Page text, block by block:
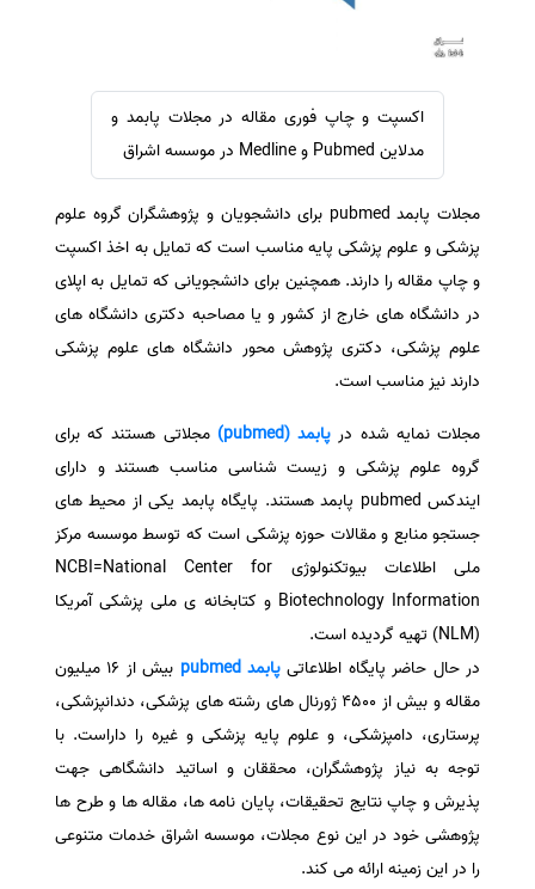
مشاهده همه زبان ها
سفارش پارافریز
سفارش فرمت‌بندی
سفارش کاهش کمیت
سفارش معرفی مجله
سفارش معرفی مقاله
سفارش معرفی کتاب
سفارش چکیده مبسوط
سفارش ترجمه مولتی‌مدیا
سفارش گویندگی
سفارش ترجمه همزمان
سفارش چکیده گرافیکی
سفارش تهیه کاورلتر
سفارش انگیزه‌نامه‌SOP
اکسپت و چاپ فوری مقاله در مجلات پابمد و
مدلاین Pubmed و Medline در موسسه اشراق
مجلات پابمد pubmed برای دانشجویان و پژوهشگران گروه علوم
پزشکی و علوم پزشکی پایه مناسب است که تمایل به اخذ اکسپت
و چاپ مقاله را دارند. همچنین برای دانشجویانی که تمایل به اپلای
در دانشگاه های خارج از کشور و یا مصاحبه دکتری دانشگاه های
علوم پزشکی، دکتری پژوهش محور دانشگاه های علوم پزشکی
دارند نیز مناسب است.
مجلات نمایه شده درپابمد (pubmed)
مجلاتی هستند که برای
گروه علوم پزشکی و زیست شناسی مناسب هستند و دارای
ایندکس pubmed پابمد هستند. پایگاه پابمد یکی از محیط های
جستجو منابع و مقالات حوزه پزشکی است که توسط موسسه مرکز
ملی اطلاعات بیوتکنولوژی NCBI=National Center for
Biotechnology Information و کتابخانه ی ملی پزشکی آمریکا
(NLM) تهیه گردیده است.
در حال حاضر پایگاه اطلاعاتی پابمد pubmed
بیش از 16 میلیون
مقاله و بیش از 4500 ژورنال های رشته های پزشکی، دندانپزشکی،
پرستاری، دامپزشکی، و علوم پایه پزشکی و غیره را داراست. با
توجه به نیاز پژوهشگران، محققان و اساتید دانشگاهی جهت
پذیرش و چاپ نتایج تحقیقات، پایان نامه ها، مقاله ها و طرح ها
پژوهشی خود در این نوع مجلات، موسسه اشراق خدمات متنوعی
را در این زمینه ارائه می کند.